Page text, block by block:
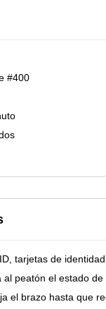
#400
tarjetas de
peatón el estado
el brazo hasta que